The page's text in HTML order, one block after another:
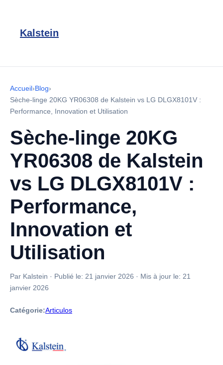
Kalstein
Accueil›Blog›
Sèche-linge 20KG YR06308 de Kalstein vs LG DLGX8101V :
Performance, Innovation et Utilisation
Sèche-linge 20KG
YR06308 de Kalstein
vs LG DLGX8101V :
Performance,
Innovation et
Utilisation
Par Kalstein · Publié le: 21 janvier 2026 · Mis à jour le: 21
janvier 2026
Catégorie:Articulos